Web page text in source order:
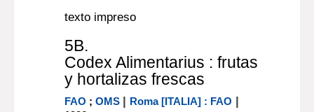
texto impreso
5B.
Codex Alimentarius : frutas
y hortalizas frescas
FAO ;OMS | Roma [ITALIA] : FAO |